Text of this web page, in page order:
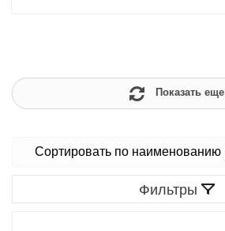
Показать еще
Фильтры